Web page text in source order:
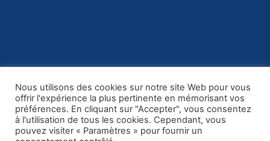
MENTIONS LÉGALES
Nous utilisons des cookies sur notre site Web pour vous
offrir l'expérience la plus pertinente en mémorisant vos
préférences. En cliquant sur "Accepter", vous consentez
à l'utilisation de tous les cookies. Cependant, vous
pouvez visiter « Paramètres » pour fournir un